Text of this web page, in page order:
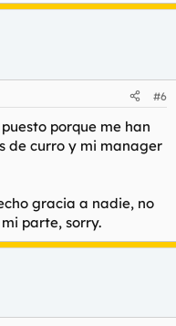
#6
porque me han
de curro y mi manager
gracia a nadie, no
parte, sorry.